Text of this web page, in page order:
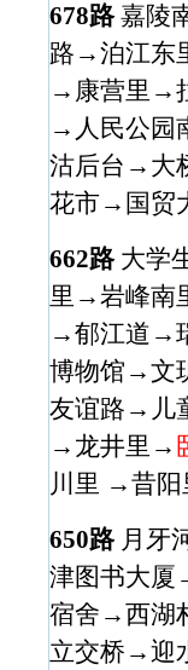
678路嘉陵
路→泊江东
→康营里→
→人民公园
沽后台→大
花市→国贸
662路大学
里→岩峰南
→郁江道→
博物馆→文
友谊路→儿
→龙井里→
川里 →昔
650路月牙
津图书大
宿舍→西湖
立交桥→迎